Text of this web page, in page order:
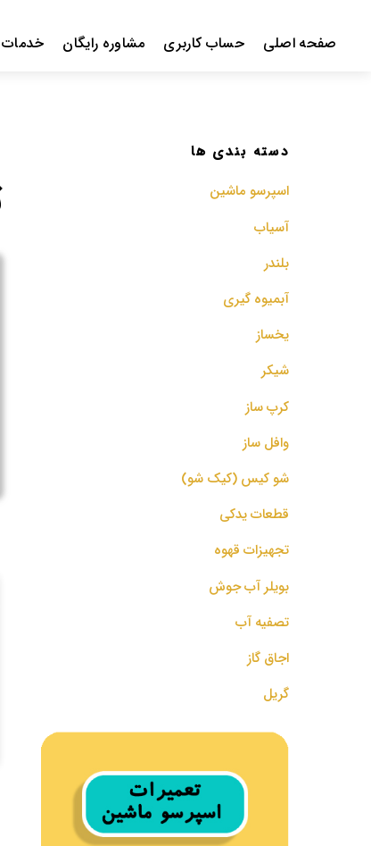
صفحه اصلی حساب کاربری مشاوره رایگان خدمات
دسته بندی ها
اسپرسو‌ ماشین
آسیاب
بلندر
آبمیوه گیری
یخساز
شیکر
کرپ ساز
وافل ساز
شو کیس (کیک شو)
قطعات یدکی
تجهیزات قهوه
بویلر آب جوش
تصفیه آب
اجاق گاز
گریل